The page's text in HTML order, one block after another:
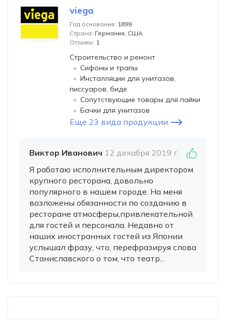
viega
Год основания: 1899
Страна: Германия, США
Отзывы: 1
Строительство и ремонт
Сифоны и трапы
Инсталляции для унитазов,
писсуаров, биде
Сопутствующие товары для пайки
Бачки для унитазов
Еще 23 вида продукции
Виктор Иванович 12 декабря 2019 г.
Я работаю исполнительным директором
крупного ресторана, довольно
популярного в нашем городе. На меня
возложены обязанности по созданию в
ресторане атмосферы,привлекательной
для гостей и персонала. Недавно от
наших иностранных гостей из Японии
услышал фразу, что, перефразируя слова
Станиславского о том, что театр...